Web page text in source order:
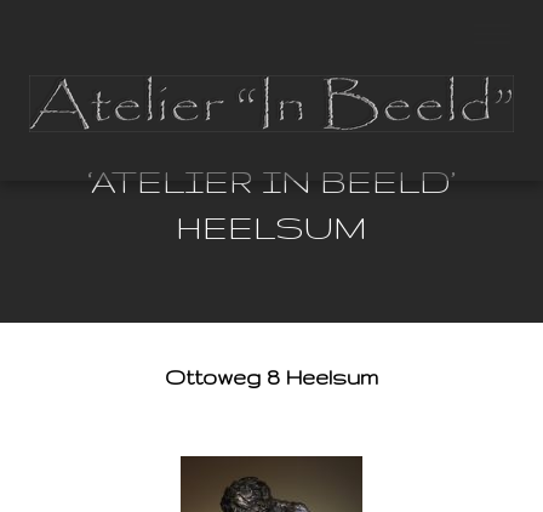
‘ATELIER IN BEELD’
HEELSUM
Ottoweg 8 Heelsum